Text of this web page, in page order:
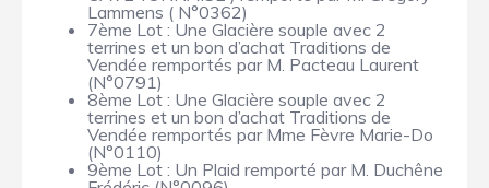
Lammens ( N°0362)
7ème Lot : Une Glacière souple avec 2
terrines et un bon d’achat Traditions de
Vendée remportés par M. Pacteau Laurent
(N°0791)
8ème Lot : Une Glacière souple avec 2
terrines et un bon d’achat Traditions de
Vendée remportés par Mme Fèvre Marie-Do
(N°0110)
9ème Lot : Un Plaid remporté par M. Duchêne